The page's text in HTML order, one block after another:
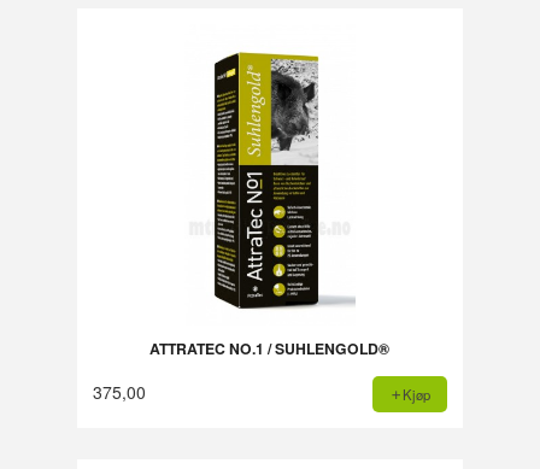
ATTRATEC NO.1 / SUHLENGOLD®
375,00 Kjøp